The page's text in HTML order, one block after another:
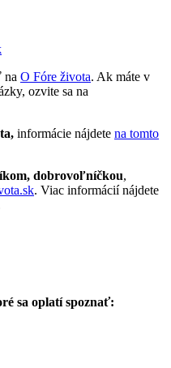
na O Fóre života. Ak máte v
ozvite sa na
informácie nájdete na tomto
dobrovoľníčkou,
. Viac informácií nájdete
sa oplatí spoznať: